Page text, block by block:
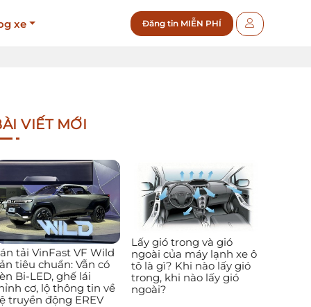
xe Đăng tin MIỄN PHÍ
VIẾT MỚI
tải VinFast VF Wild
tiêu chuẩn: Vẫn có
Bi-LED, ghế lái
cơ, lộ thông tin về
truyền động EREV
Lấy gió trong và gió
ngoài của máy lạnh xe ô
tô là gì? Khi nào lấy gió
trong, khi nào lấy gió
ngoài?